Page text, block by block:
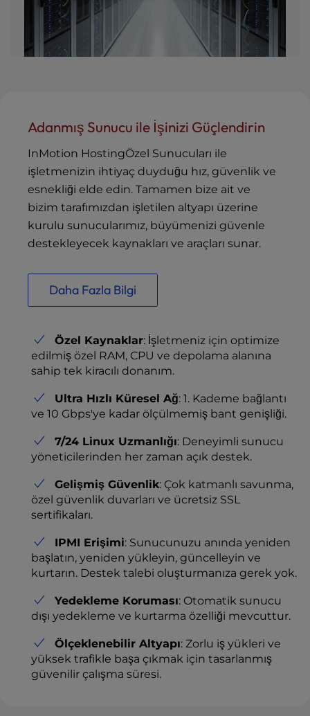
Adanmış Sunucu ile İşinizi Güçlendirin
InMotion HostingÖzel Sunucuları ile
işletmenizin ihtiyaç duyduğu hız, güvenlik ve
esnekliği elde edin. Tamamen bize ait ve
bizim tarafımızdan işletilen altyapı üzerine
kurulu sunucularımız, büyümenizi güvenle
destekleyecek kaynakları ve araçları sunar.
Daha Fazla Bilgi
Özel Kaynaklar: İşletmeniz için optimize
edilmiş özel RAM, CPU ve depolama alanına
sahip tek kiracılı donanım.
Ultra Hızlı Küresel Ağ: 1. Kademe bağlantı
ve 10 Gbps'ye kadar ölçülmemiş bant genişliği.
7/24 Linux Uzmanlığı: Deneyimli sunucu
yöneticilerinden her zaman açık destek.
Gelişmiş Güvenlik: Çok katmanlı savunma,
özel güvenlik duvarları ve ücretsiz SSL
sertifikaları.
IPMI Erişimi: Sunucunuzu anında yeniden
başlatın, yeniden yükleyin, güncelleyin ve
kurtarın. Destek talebi oluşturmanıza gerek yok.
Yedekleme Koruması: Otomatik sunucu
dışı yedekleme ve kurtarma özelliği mevcuttur.
Ölçeklenebilir Altyapı: Zorlu iş yükleri ve
yüksek trafikle başa çıkmak için tasarlanmış
güvenilir çalışma süresi.